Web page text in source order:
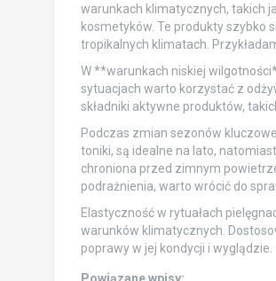
warunkach klimatycznych, takich
kosmetyków. Te produkty szybko
tropikalnych klimatach.
W **warunkach niskiej
sytuacjach warto korzystać z
składniki aktywne produktów,
Podczas zmian sezonów
toniki, są idealne na lato,
chroniona przed zimnym
podrażnienia, warto wrócić do
Elastyczność w rytuałach
warunków klimatycznych.
poprawy w jej kondycji i wyglądzie.